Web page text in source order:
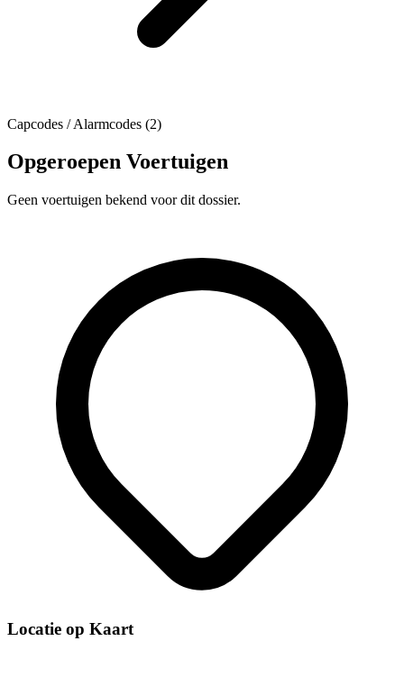
Capcodes / Alarmcodes (2)
Opgeroepen Voertuigen
Geen voertuigen bekend voor dit dossier.
Locatie op Kaart